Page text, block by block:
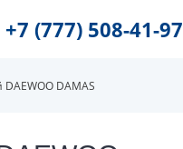
+7 (777) 508-41-97
DAMAS